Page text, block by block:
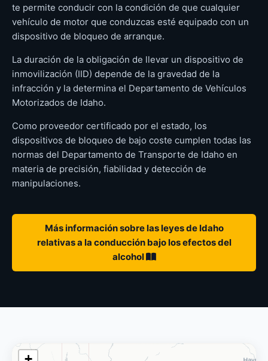
te permite conducir con la condición de que cualquier
vehículo de motor que conduzcas esté equipado con un
dispositivo de bloqueo de arranque.
La duración de la obligación de llevar un dispositivo de
inmovilización (IID) depende de la gravedad de la
infracción y la determina el Departamento de Vehículos
Motorizados de Idaho.
Como proveedor certificado por el estado, los
dispositivos de bloqueo de bajo coste cumplen todas las
normas del Departamento de Transporte de Idaho en
materia de precisión, fiabilidad y detección de
manipulaciones.
Más información sobre las leyes de Idaho
relativas a la conducción bajo los efectos del
alcohol